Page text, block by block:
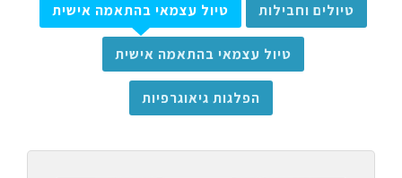
טיולים וחבילות טיול עצמאי בהתאמה אישית
טיול עצמאי בהתאמה אישית
הפלגות גיאוגרפיות